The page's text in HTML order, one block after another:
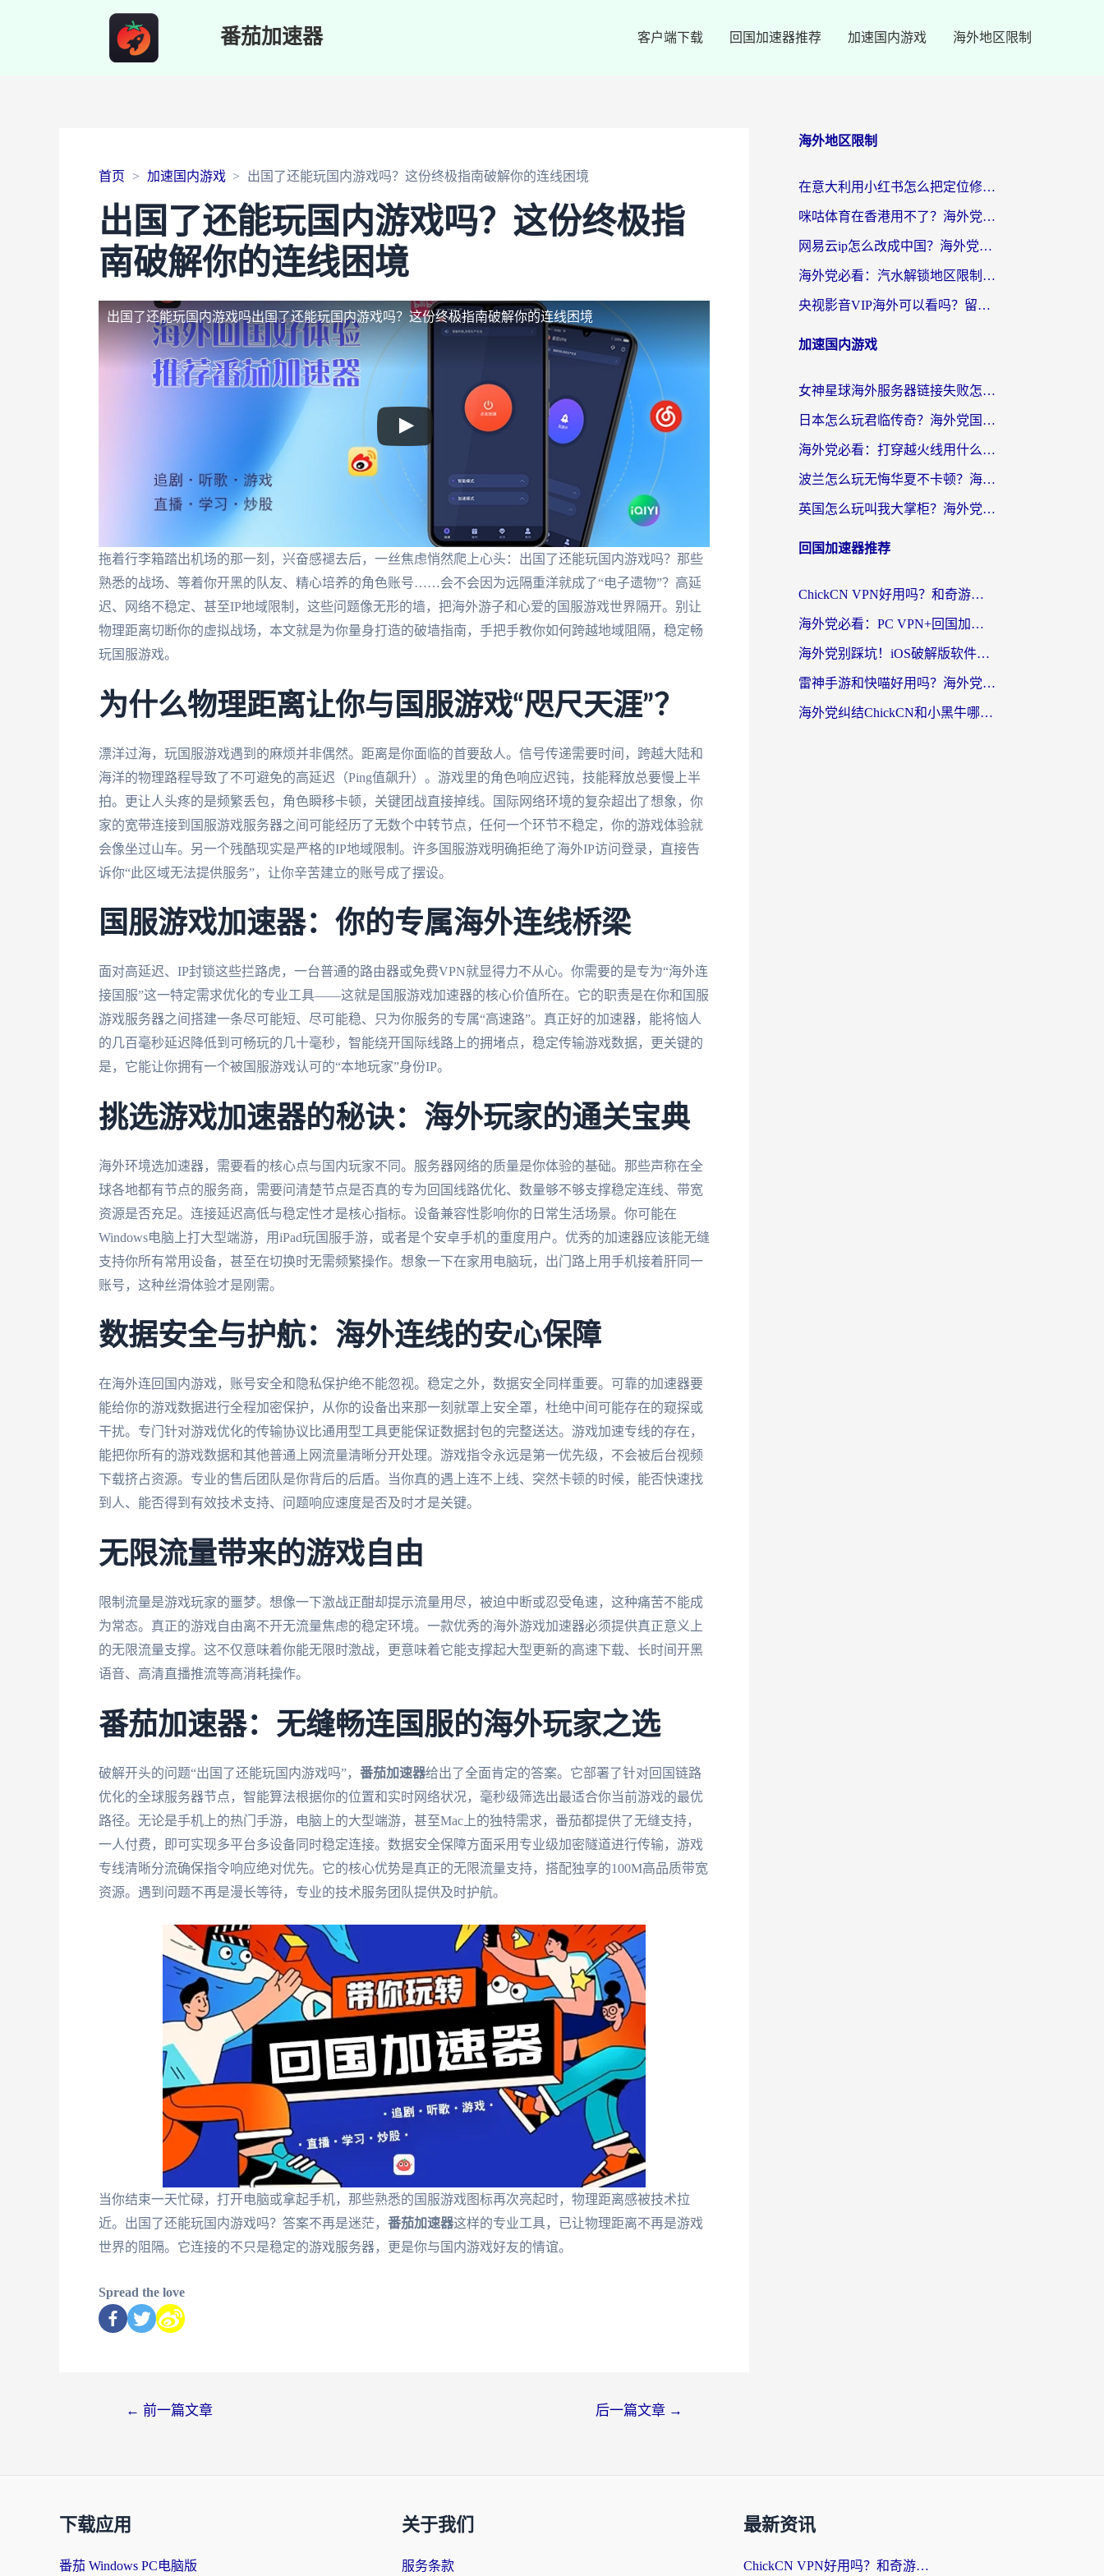
番茄加速器 客户端下载 回国加速器推荐 加速国内游戏 海外地区限制
首页 加速国内游戏 出国了还能玩国内游戏吗？这份终极指南破解你的连线困境
出国了还能玩国内游戏吗？这份终极指
南破解你的连线困境
出国了还能玩国内游戏吗出国了还能玩国内游戏吗？这份终极指南破解你的连线困境
拖着行李箱踏出机场的那一刻，兴奋感褪去后，一丝焦虑悄然爬上心头：出国了还能玩国内游戏吗？那些
熟悉的战场、等着你开黑的队友、精心培养的角色账号……会不会因为远隔重洋就成了“电子遗物”？高延
迟、网络不稳定、甚至IP地域限制，这些问题像无形的墙，把海外游子和心爱的国服游戏世界隔开。别让
物理距离切断你的虚拟战场，本文就是为你量身打造的破墙指南，手把手教你如何跨越地域阻隔，稳定畅
玩国服游戏。
为什么物理距离让你与国服游戏“咫尺天涯”？
漂洋过海，玩国服游戏遇到的麻烦并非偶然。距离是你面临的首要敌人。信号传递需要时间，跨越大陆和
海洋的物理路程导致了不可避免的高延迟（Ping值飙升）。游戏里的角色响应迟钝，技能释放总要慢上半
拍。更让人头疼的是频繁丢包，角色瞬移卡顿，关键团战直接掉线。国际网络环境的复杂超出了想象，你
家的宽带连接到国服游戏服务器之间可能经历了无数个中转节点，任何一个环节不稳定，你的游戏体验就
会像坐过山车。另一个残酷现实是严格的IP地域限制。许多国服游戏明确拒绝了海外IP访问登录，直接告
诉你“此区域无法提供服务”，让你辛苦建立的账号成了摆设。
国服游戏加速器：你的专属海外连线桥梁
面对高延迟、IP封锁这些拦路虎，一台普通的路由器或免费VPN就显得力不从心。你需要的是专为“海外连
接国服”这一特定需求优化的专业工具——这就是国服游戏加速器的核心价值所在。它的职责是在你和国服
游戏服务器之间搭建一条尽可能短、尽可能稳、只为你服务的专属“高速路”。真正好的加速器，能将恼人
的几百毫秒延迟降低到可畅玩的几十毫秒，智能绕开国际线路上的拥堵点，稳定传输游戏数据，更关键的
是，它能让你拥有一个被国服游戏认可的“本地玩家”身份IP。
挑选游戏加速器的秘诀：海外玩家的通关宝典
海外环境选加速器，需要看的核心点与国内玩家不同。服务器网络的质量是你体验的基础。那些声称在全
球各地都有节点的服务商，需要问清楚节点是否真的专为回国线路优化、数量够不够支撑稳定连线、带宽
资源是否充足。连接延迟高低与稳定性才是核心指标。设备兼容性影响你的日常生活场景。你可能在
Windows电脑上打大型端游，用iPad玩国服手游，或者是个安卓手机的重度用户。优秀的加速器应该能无缝
支持你所有常用设备，甚至在切换时无需频繁操作。想象一下在家用电脑玩，出门路上用手机接着肝同一
账号，这种丝滑体验才是刚需。
数据安全与护航：海外连线的安心保障
在海外连回国内游戏，账号安全和隐私保护绝不能忽视。稳定之外，数据安全同样重要。可靠的加速器要
能给你的游戏数据进行全程加密保护，从你的设备出来那一刻就罩上安全罩，杜绝中间可能存在的窥探或
干扰。专门针对游戏优化的传输协议比通用型工具更能保证数据封包的完整送达。游戏加速专线的存在，
能把你所有的游戏数据和其他普通上网流量清晰分开处理。游戏指令永远是第一优先级，不会被后台视频
下载挤占资源。专业的售后团队是你背后的后盾。当你真的遇上连不上线、突然卡顿的时候，能否快速找
到人、能否得到有效技术支持、问题响应速度是否及时才是关键。
无限流量带来的游戏自由
限制流量是游戏玩家的噩梦。想像一下激战正酣却提示流量用尽，被迫中断或忍受龟速，这种痛苦不能成
为常态。真正的游戏自由离不开无流量焦虑的稳定环境。一款优秀的海外游戏加速器必须提供真正意义上
的无限流量支撑。这不仅意味着你能无限时激战，更意味着它能支撑起大型更新的高速下载、长时间开黑
语音、高清直播推流等高消耗操作。
番茄加速器：无缝畅连国服的海外玩家之选
破解开头的问题“出国了还能玩国内游戏吗”， 番茄加速器给出了全面肯定的答案。它部署了针对回国链路
优化的全球服务器节点，智能算法根据你的位置和实时网络状况，毫秒级筛选出最适合你当前游戏的最优
路径。无论是手机上的热门手游，电脑上的大型端游，甚至Mac上的独特需求，番茄都提供了无缝支持，
一人付费，即可实现多平台多设备同时稳定连接。数据安全保障方面采用专业级加密隧道进行传输，游戏
专线清晰分流确保指令响应绝对优先。它的核心优势是真正的无限流量支持，搭配独享的100M高品质带宽
资源。遇到问题不再是漫长等待，专业的技术服务团队提供及时护航。
当你结束一天忙碌，打开电脑或拿起手机，那些熟悉的国服游戏图标再次亮起时，物理距离感被技术拉
近。出国了还能玩国内游戏吗？答案不再是迷茫， 番茄加速器这样的专业工具，已让物理距离不再是游戏
世界的阻隔。它连接的不只是稳定的游戏服务器，更是你与国内游戏好友的情谊。
Spread the love
← 前一篇文章 后一篇文章 →
海外地区限制
在意大利用小红书怎么把定位修改到中国国内？3个实用技巧+1个靠谱工具帮你搞定
咪咕体育在香港用不了？海外党必看的回国加速器选择指南（附3个真实场景解决方案）
网易云ip怎么改成中国？海外党听音乐听书的无痛解决方案
海外党必看：汽水解锁地区限制怎么解除？3招解决国内影音&生活服务难题
央视影音VIP海外可以看吗？留学生亲测有效的回国加速器选择指南
加速国内游戏
女神星球海外服务器链接失败怎么解决？海外党国服游戏加速避坑指南
日本怎么玩君临传奇？海外党国服游戏加速避坑指南（附菲律宾欧洲玩家实测）
海外党必看：打穿越火线用什么加速器？解决延迟卡顿，还能玩奇妙拼图世界和第五人格
波兰怎么玩无悔华夏不卡顿？海外国服游戏加速器终极指南（附征途2萤火突击解决方案）
英国怎么玩叫我大掌柜？海外党国服游戏加速避坑指南（附实测推荐）
回国加速器推荐
ChickCN VPN好用吗？和奇游手游VPN对比哪个回国效果更好？海外党亲测实用指南
海外党必看：PC VPN+回国加速器怎么选？无缝访问国内资源全攻略
海外党别踩坑！iOS破解版软件不可靠？教你选对回国加速器无缝看国内资源
雷神手游和快喵好用吗？海外党亲测5款回国加速器，附斧牛Bling对比+微信视频号解决办法
海外党纠结ChickCN和小黑牛哪个好？一篇帮你选对回国加速器的实用指南
下载应用
番茄 Windows PC电脑版
关于我们
服务条款
最新资讯
ChickCN VPN好用吗？和奇游手游VPN对比哪个回国效果更好？海外党亲测实用指南